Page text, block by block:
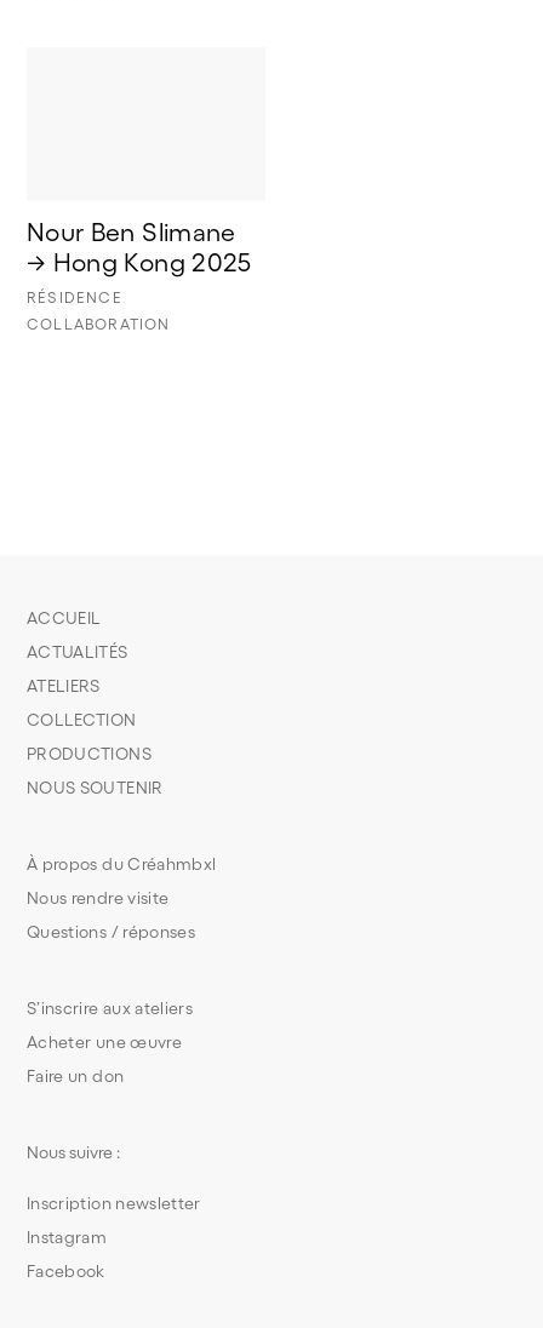
Nour Ben Slimane
→ Hong Kong 2025
RÉSIDENCE
COLLABORATION
S’inscrire aux ateliers
Acheter une œuvre
Faire un don
À propos du Créahmbxl
Nous rendre visite
Questions / réponses
ACCUEIL
ACTUALITÉS
ATELIERS
COLLECTION
PRODUCTIONS
NOUS SOUTENIR
Nous suivre :
Inscription newsletter
Instagram
Facebook